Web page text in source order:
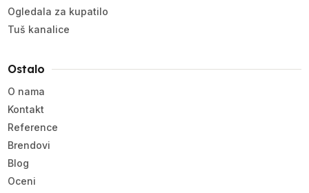
Ogledala za kupatilo
Tuš kanalice
Ostalo
O nama
Kontakt
Reference
Brendovi
Blog
Oceni